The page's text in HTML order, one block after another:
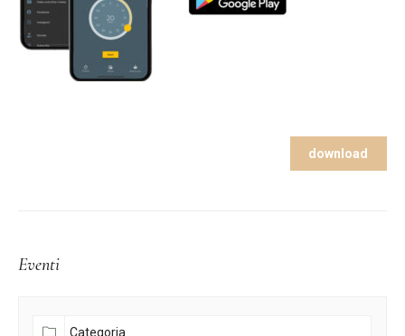
download
Eventi